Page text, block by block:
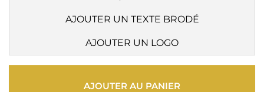
AJOUTER UN TEXTE BRODÉ
AJOUTER UN LOGO
AJOUTER AU PANIER